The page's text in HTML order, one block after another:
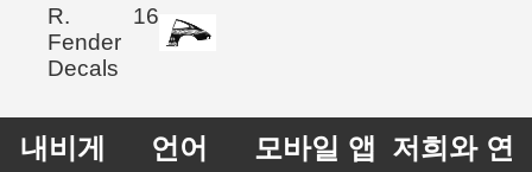
R.
Fender
Decals
16
내비게
언어 모바일 앱 저희와 연